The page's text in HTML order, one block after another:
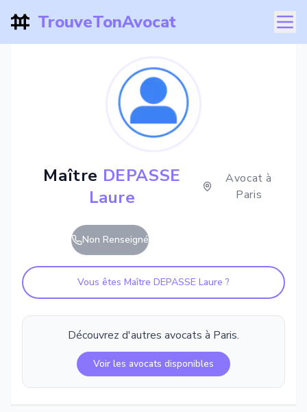
TrouveTonAvocat
Maître DEPASSE
Laure
Avocat à
Paris
Non Renseigné
Vous êtes Maître DEPASSE Laure ?
Découvrez d'autres avocats à Paris.
Voir les avocats disponibles